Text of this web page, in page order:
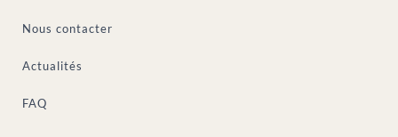
Nous contacter
Actualités
FAQ